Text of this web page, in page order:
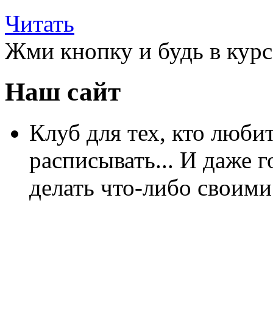
Читать
Жми кнопку и будь в
Наш сайт
Клуб для тех, кто
расписывать... И даже
делать что-либо